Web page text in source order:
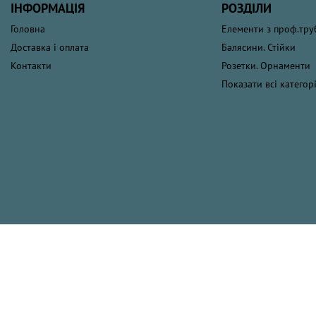
ІНФОРМАЦІЯ
Головна
Доставка і оплата
Контакти
РОЗДІЛИ
Елементи з
Балясини. Стійки
Розетки. Орнаменти
Показати всі